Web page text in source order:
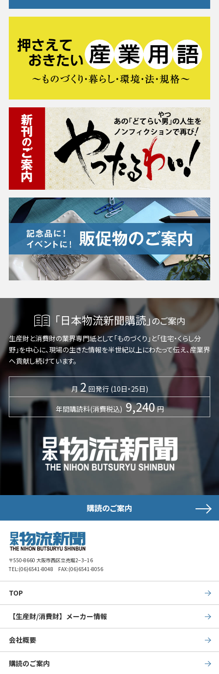
「日本物流新聞購読」のご案内
生産財と消費財の業界専門紙として「ものづくり」と「住宅・くらし分
野」を中心に、現場の生きた情報を半世紀以上にわたって伝え、産業界
へ貢献し続けています。
月 2 回発行 (10日・25日)
年間購読料(消費税込) 9,240 円
購読のご案内
〒550-8660 大阪市西区立売堀2−3−16
TEL:(06)6541-8048 FAX:(06)6541-8056
TOP
【生産財/消費財】メーカー情報
会社概要
購読のご案内